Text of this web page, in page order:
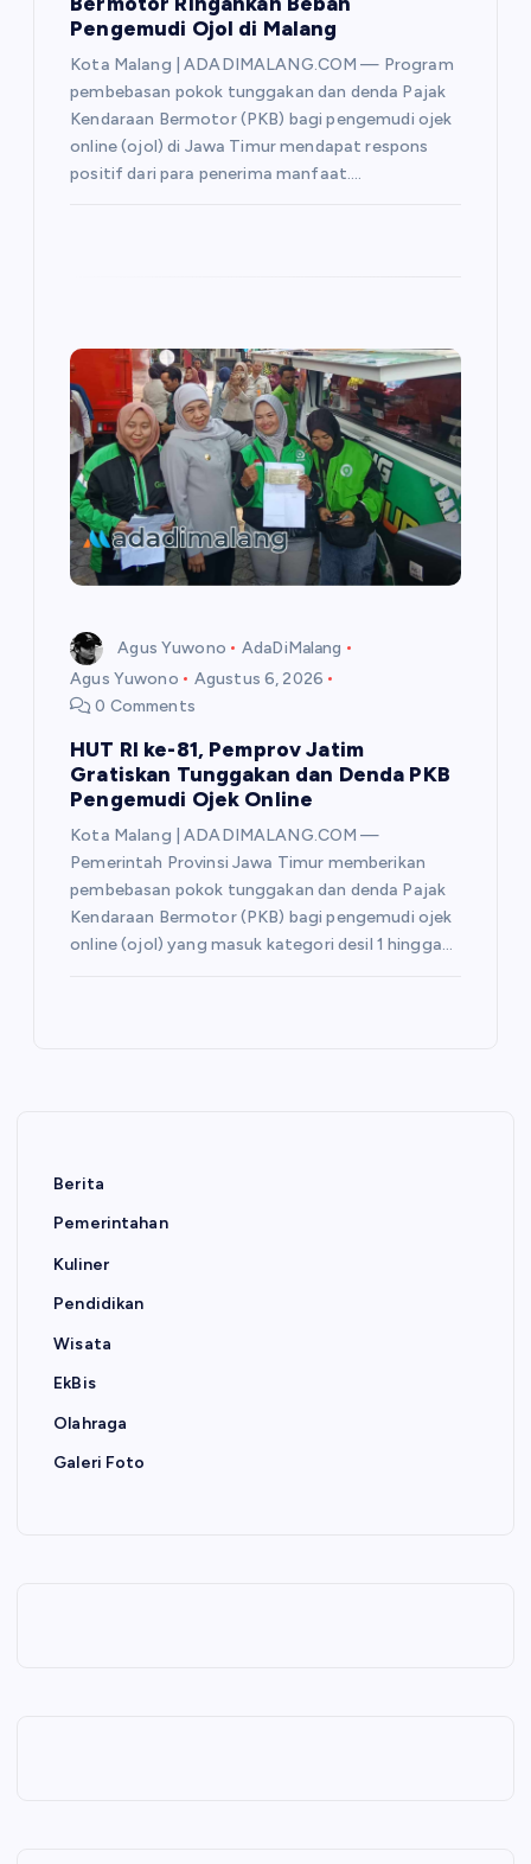
Pengemudi Ojol di Malang
Kota Malang | ADADIMALANG.COM — Program
pembebasan pokok tunggakan dan denda Pajak
Kendaraan Bermotor (PKB) bagi pengemudi ojek
online (ojol) di Jawa Timur mendapat respons
positif dari para penerima manfaat.…
Agus Yuwono
AdaDiMalang
Agus Yuwono
Agustus 6, 2026
0 Comments
HUT RI ke-81, Pemprov Jatim
Gratiskan Tunggakan dan Denda PKB
Pengemudi Ojek Online
Kota Malang | ADADIMALANG.COM —
Pemerintah Provinsi Jawa Timur memberikan
pembebasan pokok tunggakan dan denda Pajak
Kendaraan Bermotor (PKB) bagi pengemudi ojek
online (ojol) yang masuk kategori desil 1 hingga…
Berita
Pemerintahan
Kuliner
Pendidikan
Wisata
EkBis
Olahraga
Galeri Foto